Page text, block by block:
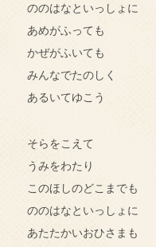
ののはなといっしょに
あめがふっても
かぜがふいても
みんなでたのしく
あるいてゆこう
そらをこえて
うみをわたり
このほしのどこまでも
ののはなといっしょに
あたたかいおひさまも